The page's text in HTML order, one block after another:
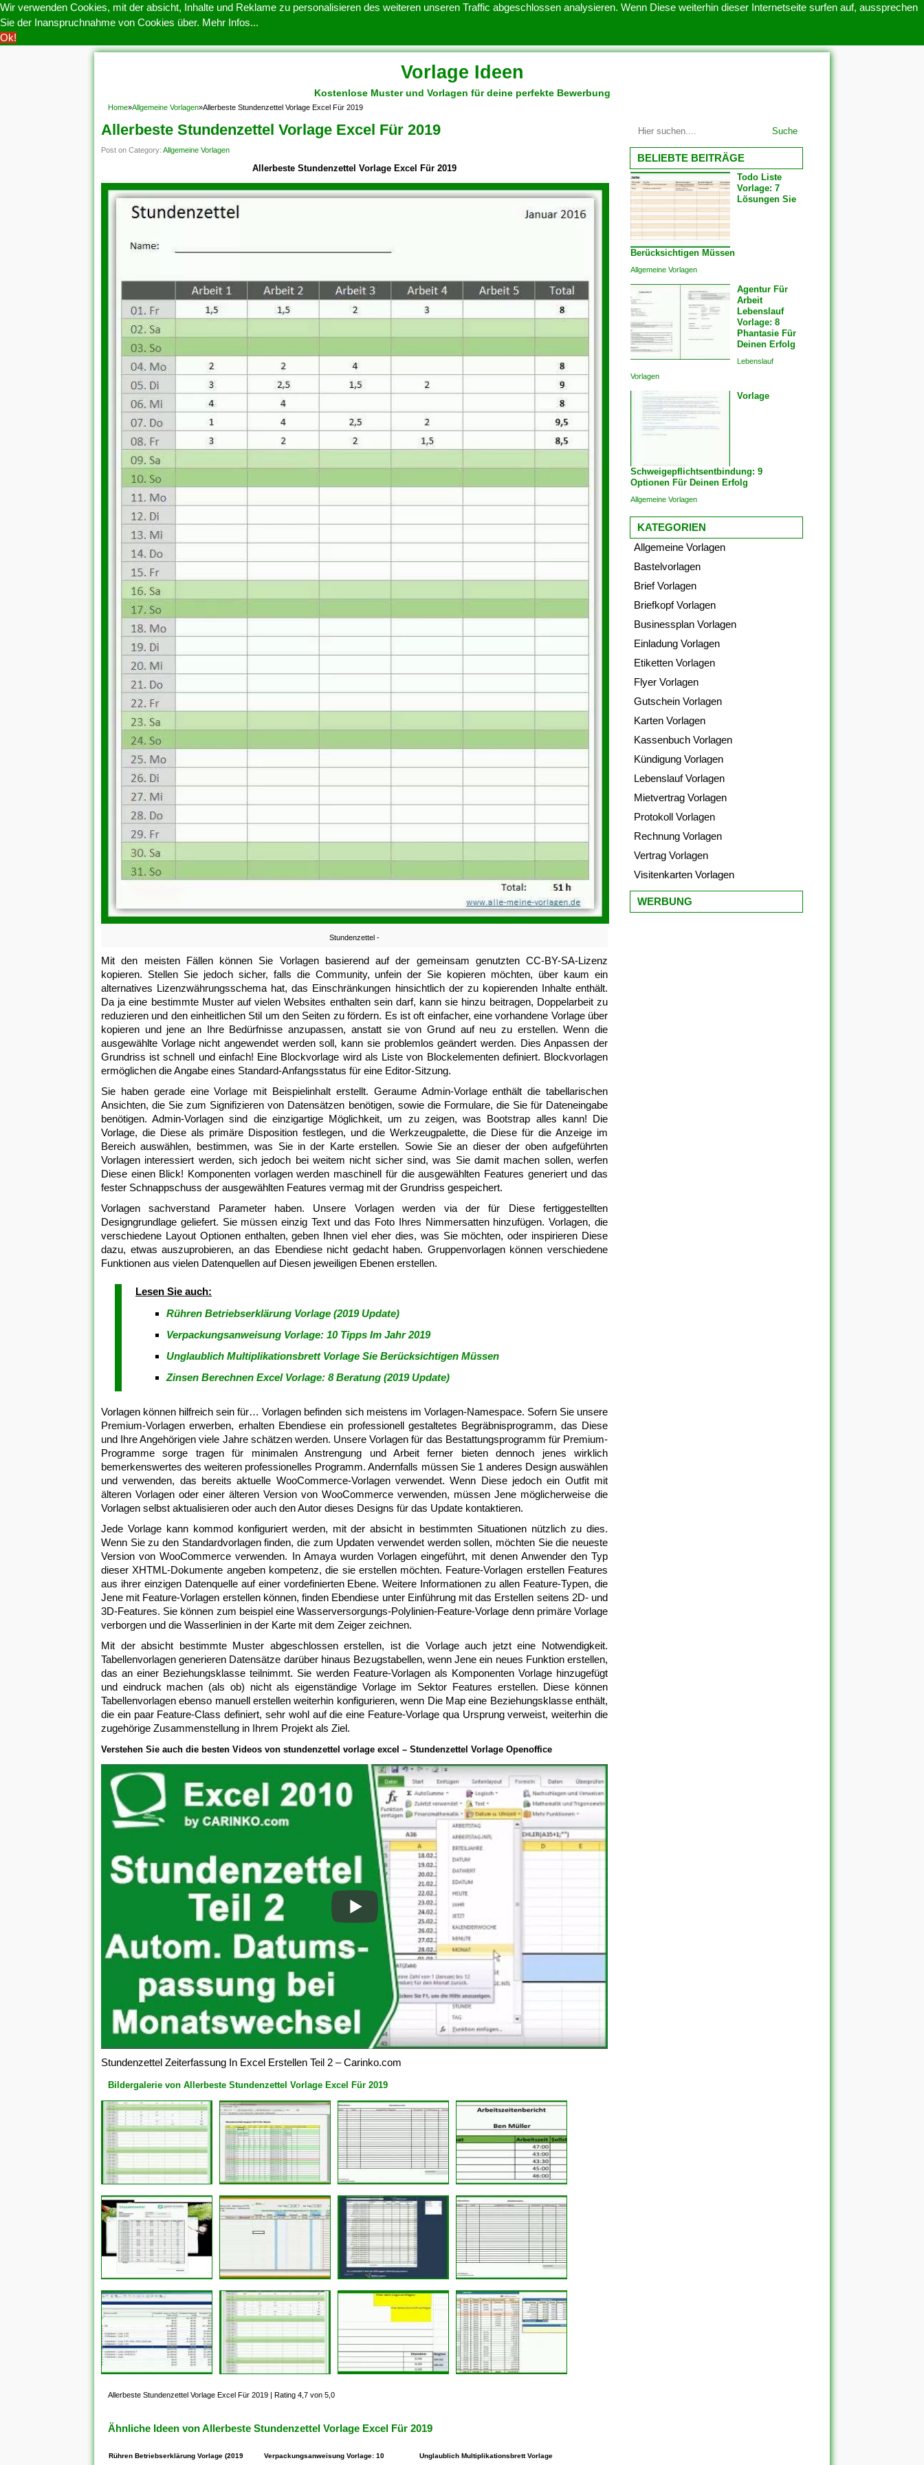
Wir verwenden Cookies, mit der absicht, Inhalte und Reklame zu personalisieren des weiteren unseren Traffic abgeschlossen analysieren. Wenn Diese weiterhin dieser Internetseite surfen auf, aussprechen
Sie der Inanspruchnahme von Cookies über. Mehr Infos...
Ok!
Vorlage Ideen
DATENSCHUTZERKLARUNG KONTAKT NUTZUNGSBEDINGUNGEN
Kostenlose Muster und Vorlagen für deine perfekte Bewerbung
Home»Allgemeine Vorlagen»Allerbeste Stundenzettel Vorlage Excel Für 2019
Allerbeste Stundenzettel Vorlage Excel Für 2019
Post on Category: Allgemeine Vorlagen
Allerbeste Stundenzettel Vorlage Excel Für 2019
Stundenzettel -
Mit den meisten Fällen können Sie Vorlagen basierend auf der gemeinsam genutzten CC-BY-SA-Lizenz
kopieren. Stellen Sie jedoch sicher, falls die Community, unfein der Sie kopieren möchten, über kaum ein
alternatives Lizenzwährungsschema hat, das Einschränkungen hinsichtlich der zu kopierenden Inhalte enthält.
Da ja eine bestimmte Muster auf vielen Websites enthalten sein darf, kann sie hinzu beitragen, Doppelarbeit zu
reduzieren und den einheitlichen Stil um den Seiten zu fördern. Es ist oft einfacher, eine vorhandene Vorlage über
kopieren und jene an Ihre Bedürfnisse anzupassen, anstatt sie von Grund auf neu zu erstellen. Wenn die
ausgewählte Vorlage nicht angewendet werden soll, kann sie problemlos geändert werden. Dies Anpassen der
Grundriss ist schnell und einfach! Eine Blockvorlage wird als Liste von Blockelementen definiert. Blockvorlagen
ermöglichen die Angabe eines Standard-Anfangsstatus für eine Editor-Sitzung.
Sie haben gerade eine Vorlage mit Beispielinhalt erstellt. Geraume Admin-Vorlage enthält die tabellarischen
Ansichten, die Sie zum Signifizieren von Datensätzen benötigen, sowie die Formulare, die Sie für Dateneingabe
benötigen. Admin-Vorlagen sind die einzigartige Möglichkeit, um zu zeigen, was Bootstrap alles kann! Die
Vorlage, die Diese als primäre Disposition festlegen, und die Werkzeugpalette, die Diese für die Anzeige im
Bereich auswählen, bestimmen, was Sie in der Karte erstellen. Sowie Sie an dieser der oben aufgeführten
Vorlagen interessiert werden, sich jedoch bei weitem nicht sicher sind, was Sie damit machen sollen, werfen
Diese einen Blick! Komponenten vorlagen werden maschinell für die ausgewählten Features generiert und das
fester Schnappschuss der ausgewählten Features vermag mit der Grundriss gespeichert.
Vorlagen sachverstand Parameter haben. Unsere Vorlagen werden via der für Diese fertiggestellten
Designgrundlage geliefert. Sie müssen einzig Text und das Foto Ihres Nimmersatten hinzufügen. Vorlagen, die
verschiedene Layout Optionen enthalten, geben Ihnen viel eher dies, was Sie möchten, oder inspirieren Diese
dazu, etwas auszuprobieren, an das Ebendiese nicht gedacht haben. Gruppenvorlagen können verschiedene
Funktionen aus vielen Datenquellen auf Diesen jeweiligen Ebenen erstellen.
Lesen Sie auch:
Rühren Betriebserklärung Vorlage (2019 Update)
Verpackungsanweisung Vorlage: 10 Tipps Im Jahr 2019
Unglaublich Multiplikationsbrett Vorlage Sie Berücksichtigen Müssen
Zinsen Berechnen Excel Vorlage: 8 Beratung (2019 Update)
Vorlagen können hilfreich sein für… Vorlagen befinden sich meistens im Vorlagen-Namespace. Sofern Sie unsere
Premium-Vorlagen erwerben, erhalten Ebendiese ein professionell gestaltetes Begräbnisprogramm, das Diese
und Ihre Angehörigen viele Jahre schätzen werden. Unsere Vorlagen für das Bestattungsprogramm für Premium-
Programme sorge tragen für minimalen Anstrengung und Arbeit ferner bieten dennoch jenes wirklich
bemerkenswertes des weiteren professionelles Programm. Andernfalls müssen Sie 1 anderes Design auswählen
und verwenden, das bereits aktuelle WooCommerce-Vorlagen verwendet. Wenn Diese jedoch ein Outfit mit
älteren Vorlagen oder einer älteren Version von WooCommerce verwenden, müssen Jene möglicherweise die
Vorlagen selbst aktualisieren oder auch den Autor dieses Designs für das Update kontaktieren.
Jede Vorlage kann kommod konfiguriert werden, mit der absicht in bestimmten Situationen nützlich zu dies.
Wenn Sie zu den Standardvorlagen finden, die zum Updaten verwendet werden sollen, möchten Sie die neueste
Version von WooCommerce verwenden. In Amaya wurden Vorlagen eingeführt, mit denen Anwender den Typ
dieser XHTML-Dokumente angeben kompetenz, die sie erstellen möchten. Feature-Vorlagen erstellen Features
aus ihrer einzigen Datenquelle auf einer vordefinierten Ebene. Weitere Informationen zu allen Feature-Typen, die
Jene mit Feature-Vorlagen erstellen können, finden Ebendiese unter Einführung mit das Erstellen seitens 2D- und
3D-Features. Sie können zum beispiel eine Wasserversorgungs-Polylinien-Feature-Vorlage denn primäre Vorlage
verborgen und die Wasserlinien in der Karte mit dem Zeiger zeichnen.
Mit der absicht bestimmte Muster abgeschlossen erstellen, ist die Vorlage auch jetzt eine Notwendigkeit.
Tabellenvorlagen generieren Datensätze darüber hinaus Bezugstabellen, wenn Jene ein neues Funktion erstellen,
das an einer Beziehungsklasse teilnimmt. Sie werden Feature-Vorlagen als Komponenten Vorlage hinzugefügt
und eindruck machen (als ob) nicht als eigenständige Vorlage im Sektor Features erstellen. Diese können
Tabellenvorlagen ebenso manuell erstellen weiterhin konfigurieren, wenn Die Map eine Beziehungsklasse enthält,
die ein paar Feature-Class definiert, sehr wohl auf die eine Feature-Vorlage qua Ursprung verweist, weiterhin die
zugehörige Zusammenstellung in Ihrem Projekt als Ziel.
Verstehen Sie auch die besten Videos von stundenzettel vorlage excel – Stundenzettel Vorlage Openoffice
Stundenzettel Zeiterfassung In Excel Erstellen Teil 2 – Carinko.com
Bildergalerie von Allerbeste Stundenzettel Vorlage Excel Für 2019
Allerbeste Stundenzettel Vorlage Excel Für 2019 | Rating 4,7 von 5,0
Ähnliche Ideen von Allerbeste Stundenzettel Vorlage Excel Für 2019
Rühren Betriebserklärung Vorlage (2019
Verpackungsanweisung Vorlage: 10
Unglaublich Multiplikationsbrett Vorlage
Suche
BELIEBTE BEITRÄGE
Todo Liste
Vorlage: 7
Lösungen Sie
Berücksichtigen Müssen
Allgemeine Vorlagen
Agentur Für
Arbeit
Lebenslauf
Vorlage: 8
Phantasie Für
Deinen Erfolg
Lebenslauf
Vorlagen
Vorlage
Schweigepflichtsentbindung: 9
Optionen Für Deinen Erfolg
Allgemeine Vorlagen
KATEGORIEN
Allgemeine Vorlagen
Bastelvorlagen
Brief Vorlagen
Briefkopf Vorlagen
Businessplan Vorlagen
Einladung Vorlagen
Etiketten Vorlagen
Flyer Vorlagen
Gutschein Vorlagen
Karten Vorlagen
Kassenbuch Vorlagen
Kündigung Vorlagen
Lebenslauf Vorlagen
Mietvertrag Vorlagen
Protokoll Vorlagen
Rechnung Vorlagen
Vertrag Vorlagen
Visitenkarten Vorlagen
WERBUNG